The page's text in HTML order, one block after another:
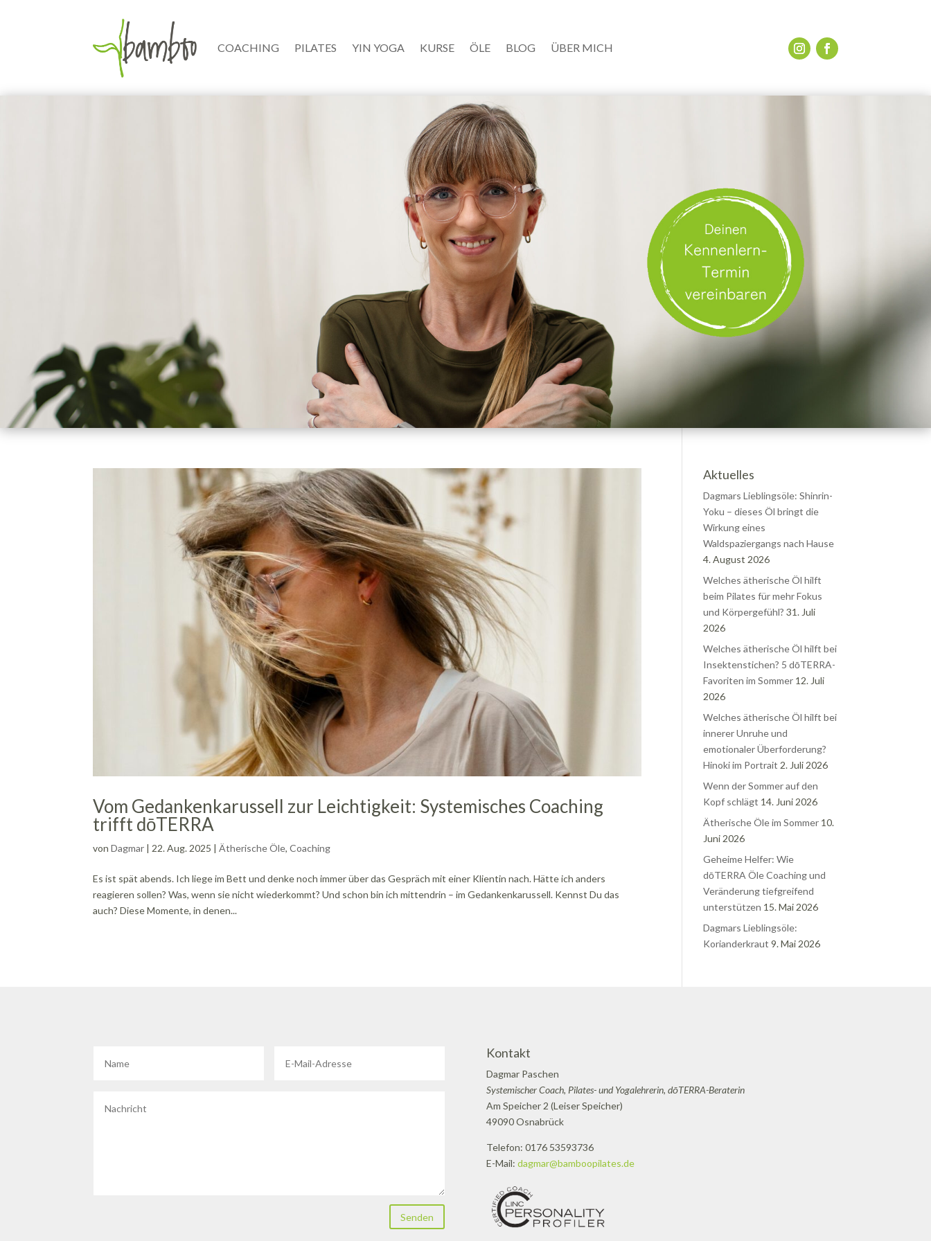
COACHING PILATES YIN YOGA KURSE ÖLE BLOG ÜBER MICH
Vom Gedankenkarussell zur Leichtigkeit: Systemisches Coaching
trifft dōTERRA
vonDagmar | 22. Aug. 2025 |Ätherische Öle,Coaching
Es ist spät abends. Ich liege im Bett und denke noch immer über das Gespräch mit einer Klientin nach. Hätte ich anders
reagieren sollen? Was, wenn sie nicht wiederkommt? Und schon bin ich mittendrin – im Gedankenkarussell. Kennst Du das
auch? Diese Momente, in denen...
Aktuelles
Dagmars Lieblingsöle: Shinrin-
Yoku – dieses Öl bringt die
Wirkung eines
Waldspaziergangs nach Hause
4. August 2026
Welches ätherische Öl hilft
beim Pilates für mehr Fokus
und Körpergefühl? 31. Juli
2026
Welches ätherische Öl hilft bei
Insektenstichen? 5 dōTERRA-
Favoriten im Sommer 12. Juli
2026
Welches ätherische Öl hilft bei
innerer Unruhe und
emotionaler Überforderung?
Hinoki im Portrait 2. Juli 2026
Wenn der Sommer auf den
Kopf schlägt 14. Juni 2026
Ätherische Öle im Sommer 10.
Juni 2026
Geheime Helfer: Wie
dōTERRA Öle Coaching und
Veränderung tiefgreifend
unterstützen 15. Mai 2026
Dagmars Lieblingsöle:
Korianderkraut 9. Mai 2026
Senden
Kontakt
Dagmar Paschen
Systemischer Coach, Pilates- und Yogalehrerin, dōTERRA-Beraterin
Am Speicher 2 (Leiser Speicher)
49090 Osnabrück
Telefon: 0176 53593736
E-Mail: dagmar@bamboopilates.de